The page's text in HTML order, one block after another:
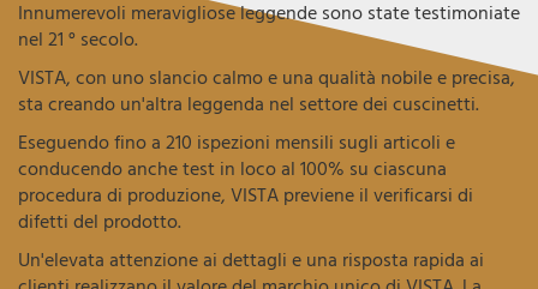
Innumerevoli meravigliose leggende sono state testimoniate
nel 21 ° secolo.
VISTA, con uno slancio calmo e una qualità nobile e precisa,
sta creando un'altra leggenda nel settore dei cuscinetti.
Eseguendo fino a 210 ispezioni mensili sugli articoli e
conducendo anche test in loco al 100% su ciascuna
procedura di produzione, VISTA previene il verificarsi di
difetti del prodotto.
Un'elevata attenzione ai dettagli e una risposta rapida ai